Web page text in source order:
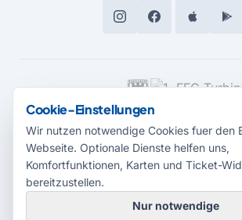
MEDIENPARTNER
Cookie-Einstellungen
Wir nutzen notwendige Cookies fuer den
Webseite. Optionale Dienste helfen uns,
Komfortfunktionen, Karten und Ticket-
bereitzustellen.
Nur notwendige